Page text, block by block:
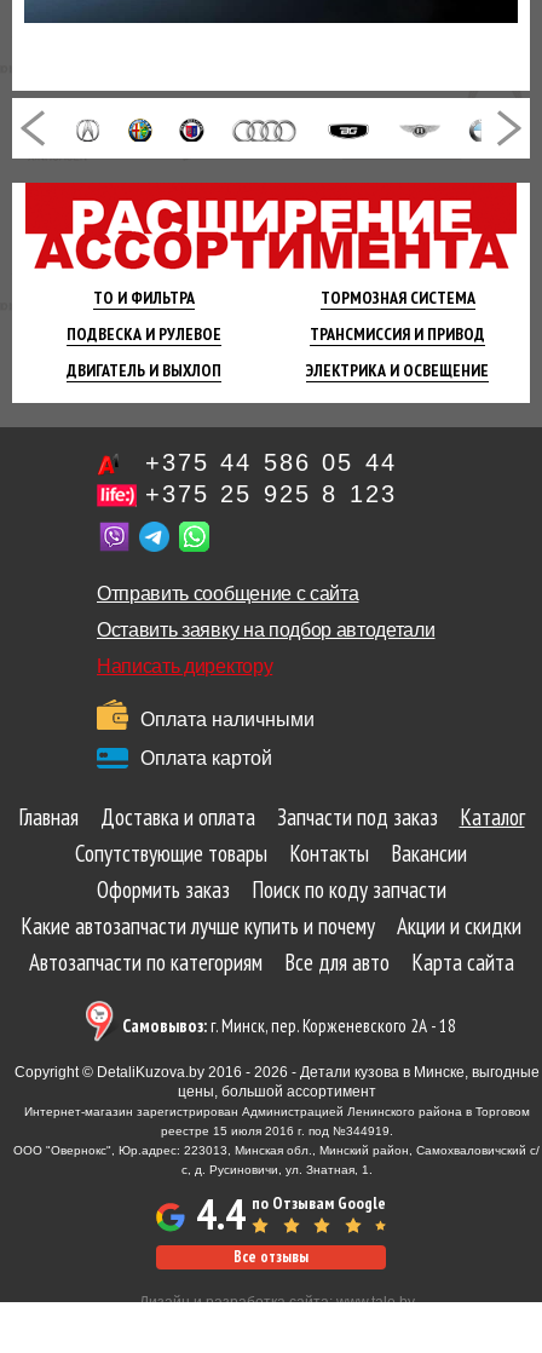
ТО И ФИЛЬТРА ТОРМОЗНАЯСИСТЕМА
ПОДВЕСКА И РУЛЕВОЕ ТРАНСМИССИЯ И ПРИВОД
ДВИГАТЕЛЬ И ВЫХЛОП ЭЛЕКТРИКА И ОСВЕЩЕНИЕ
+375 44 586 05 44
+375 25 925 8 123
Отправить сообщение с сайта
Оставить заявку на подбор автодетали
Написать директору
Оплата наличными
Оплата картой
Главная Доставка и оплата Запчасти под заказ
Каталог
Сопутствующие товары
Контакты
Вакансии
Оформить заказ
Поиск по коду запчасти
Какие автозапчасти лучше купить и почему
Акции и скидки
Автозапчасти по категориям
Все для авто Карта сайта
Самовывоз:г. Минск, пер. Корженевского 2А - 18
Copyright © DetaliKuzova.by 2016 - 2026 - Детали кузова в Минске, выгодные
цены, большой ассортимент
Интернет-магазин зарегистрирован Администрацией Ленинского района в Торговом
реестре 15 июля 2016 г. под №344919.
ООО "Овернокс", Юр.адрес: 223013, Минская обл., Минский район, Самохваловичский с/
с, д. Русиновичи, ул. Знатная, 1.
4.4 по Отзывам Google
Все отзывы
Дизайн и разработка сайта:www.tale.by